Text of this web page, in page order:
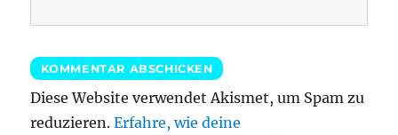
Diese Website verwendet Akismet, um Spam zu
reduzieren.Erfahre, wie deine